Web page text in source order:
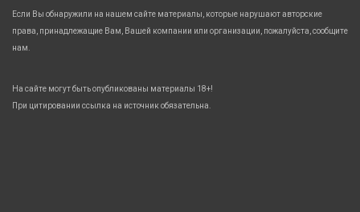
Если Вы обнаружили на нашем сайте материалы, которые нарушают авторские
права, принадлежащие Вам, Вашей компании или организации, пожалуйста, сообщите
нам.
На сайте могут быть опубликованы материалы 18+!
При цитировании ссылка на источник обязательна.